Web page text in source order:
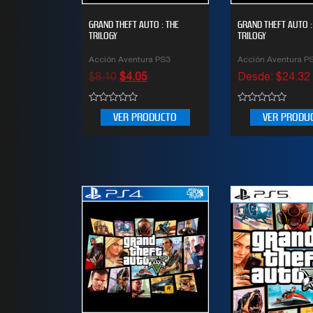
GRAND THEFT AUTO : THE
TRILOGY
Acción Aventura PS3
$8.10 $4.05
VER PRODUCTO
GRAND THEFT AUTO
TRILOGY
Acción Aventura
Desde:$24.32
5
VER